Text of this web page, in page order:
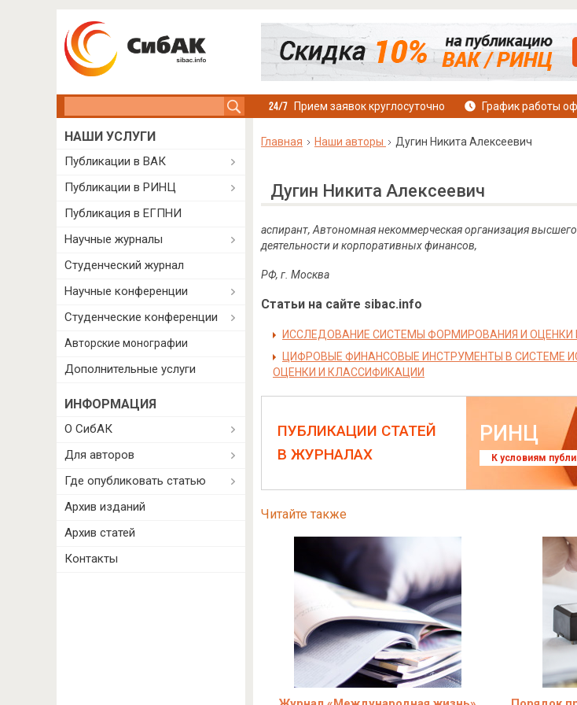
Прием заявок круглосуточно График работы
Главная Наши авторы Дугин Никита Алексеевич
Дугин Никита Алексеевич
аспирант, Автономная некоммерческая организация
деятельности и корпоративных финансов,
РФ, г. Москва
Статьи на сайте sibac.info
ИССЛЕДОВАНИЕ СИСТЕМЫ ФОРМИРОВАНИЯ И
ЦИФРОВЫЕ ФИНАНСОВЫЕ ИНСТРУМЕНТЫ В СИСТЕМЕ
ОЦЕНКИ И КЛАССИФИКАЦИИ
ПУБЛИКАЦИИ СТАТЕЙ
В ЖУРНАЛАХ
РИНЦ
К условиям
Читайте также
НАШИ УСЛУГИ
Публикации в ВАК
Публикации в РИНЦ
Публикация в ЕГПНИ
Научные журналы
Студенческий журнал
Научные конференции
Студенческие конференции
Авторские монографии
Дополнительные услуги
ИНФОРМАЦИЯ
О СибАК
Для авторов
Где опубликовать статью
Архив изданий
Архив статей
Контакты